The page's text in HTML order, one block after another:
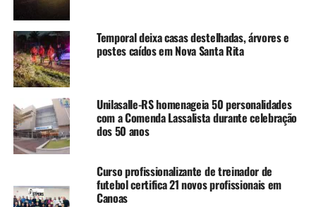
NÃO SE ESQUEÇA
Começam a valer a partir de hoje as novas regras para a
CNH no Rio Grande do SulTemporal deixa casas destelhadas, árvores e
postes caídos em Nova Santa Rita
Unilasalle-RS homenageia 50 personalidades
com a Comenda Lassalista durante celebração
dos 50 anos
Curso profissionalizante de treinador de
futebol certifica 21 novos profissionais em
Canoas